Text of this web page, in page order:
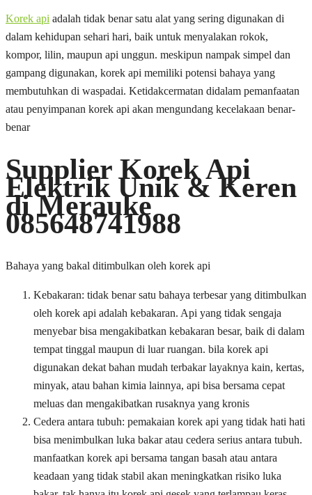
Korek api adalah tidak benar satu alat yang sering digunakan di
dalam kehidupan sehari hari, baik untuk menyalakan rokok,
kompor, lilin, maupun api unggun. meskipun nampak simpel dan
gampang digunakan, korek api memiliki potensi bahaya yang
membutuhkan di waspadai. Ketidakcermatan didalam pemanfaatan
atau penyimpanan korek api akan mengundang kecelakaan benar-
benar
Supplier Korek Api
Elektrik Unik & Keren
di Merauke
085648741988
Bahaya yang bakal ditimbulkan oleh korek api
Kebakaran: tidak benar satu bahaya terbesar yang ditimbulkan
oleh korek api adalah kebakaran. Api yang tidak sengaja
menyebar bisa mengakibatkan kebakaran besar, baik di dalam
tempat tinggal maupun di luar ruangan. bila korek api
digunakan dekat bahan mudah terbakar layaknya kain, kertas,
minyak, atau bahan kimia lainnya, api bisa bersama cepat
meluas dan mengakibatkan rusaknya yang kronis
Cedera antara tubuh: pemakaian korek api yang tidak hati hati
bisa menimbulkan luka bakar atau cedera serius antara tubuh.
manfaatkan korek api bersama tangan basah atau antara
keadaan yang tidak stabil akan meningkatkan risiko luka